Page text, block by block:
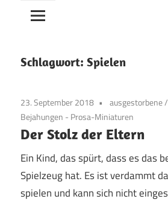
Schlagwort: Spielen
23. September 2018 ausgestorbene/
Bejahungen - Prosa-Miniaturen
Der Stolz der Eltern
Ein Kind, das spürt, dass es das
Spielzeug hat. Es ist verdammt
spielen und kann sich nicht